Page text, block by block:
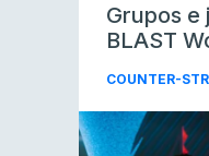
Grupos e
BLAST
COUNTER-